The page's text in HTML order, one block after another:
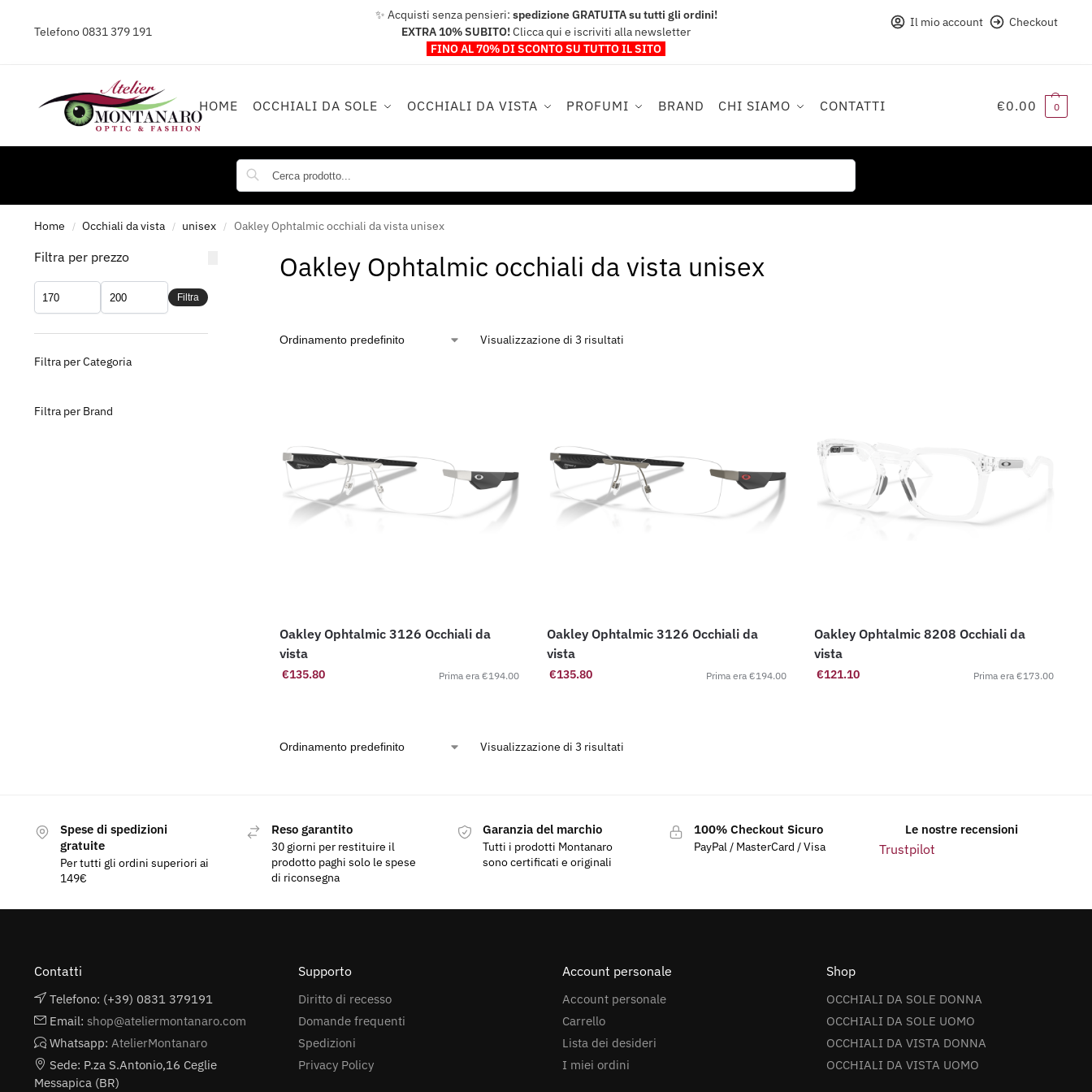
Telefono0831 379 191
✨ Acquisti senza pensieri: spedizione GRATUITA su tutti gli ordini!
EXTRA 10% SUBITO!Clicca qui e iscriviti alla newsletter
FINO AL 70% DI SCONTO SU TUTTO IL SITO
Il mio account Checkout
HOME OCCHIALI DA SOLE OCCHIALI DA VISTA PROFUMI BRAND CHI SIAMO CONTATTI €0.00 0
Home / Occhiali da vista / unisex / Oakley Ophtalmic occhiali da vista unisex
Oakley Ophtalmic occhiali da vista unisex
Visualizzazione di 3 risultati
Oakley Ophtalmic 3126 Occhiali da
vista
€194.00
€135.80
Oakley Ophtalmic 3126 Occhiali da
vista
€194.00
€135.80
Oakley Ophtalmic 8208 Occhiali da
vista
€173.00
€121.10
Visualizzazione di 3 risultati
Filtra per prezzo
Filtra
Filtra per Categoria
Filtra per Brand
Spese di spedizioni
gratuite
Per tutti gli ordini superiori ai
149€
Reso garantito
30 giorni per restituire il
prodotto paghi solo le spese
di riconsegna
Garanzia del marchio
Tutti i prodotti Montanaro
sono certificati e originali
100% Checkout Sicuro
PayPal / MasterCard / Visa
Le nostre recensioni
Trustpilot
Contatti
Telefono: (+39) 0831 379191
Email: shop@ateliermontanaro.com
Whatsapp: AtelierMontanaro
Sede: P.za S.Antonio,16 Ceglie
Messapica (BR)
Supporto
Diritto di recesso
Domande frequenti
Spedizioni
Privacy Policy
Account personale
Account personale
Carrello
Lista dei desideri
I miei ordini
Shop
OCCHIALI DA SOLE DONNA
OCCHIALI DA SOLE UOMO
OCCHIALI DA VISTA DONNA
OCCHIALI DA VISTA UOMO